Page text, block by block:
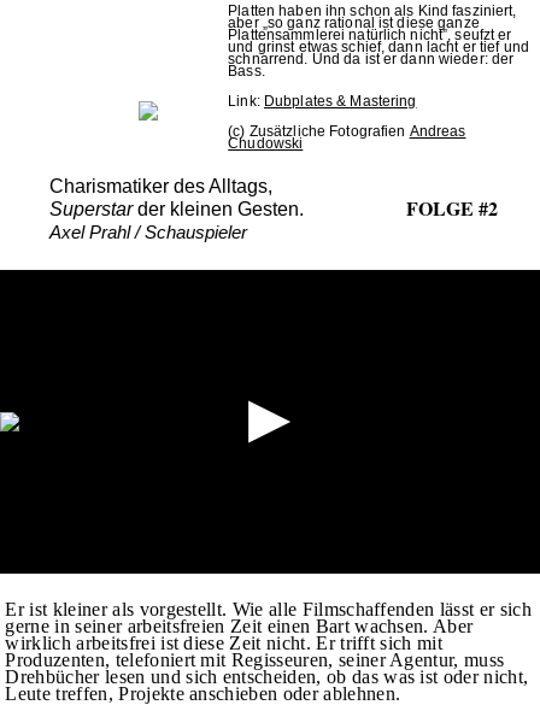
Platten haben ihn schon als Kind fasziniert,
aber „so ganz rational ist diese ganze
Plattensammlerei natürlich nicht”, seufzt er
und grinst etwas schief, dann lacht er tief und
schnarrend. Und da ist er dann wieder: der
Bass.
Link: Dubplates & Mastering
(c) Zusätzliche Fotografien Andreas
Chudowski
Charismatiker des Alltags,
Superstar der kleinen Gesten.
Axel Prahl / Schauspieler
FOLGE #2
Er ist kleiner als vorgestellt. Wie alle Filmschaffenden lässt er sich
gerne in seiner arbeitsfreien Zeit einen Bart wachsen. Aber
wirklich arbeitsfrei ist diese Zeit nicht. Er trifft sich mit
Produzenten, telefoniert mit Regisseuren, seiner Agentur, muss
Drehbücher lesen und sich entscheiden, ob das was ist oder nicht,
Leute treffen, Projekte anschieben oder ablehnen.